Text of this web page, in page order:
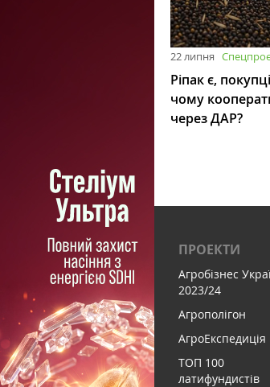
22 липня
Ріпак є,
чому
через ДАР?
ПРОЕКТИ
Агробізнес
2023/24
Агрополігон
АгроЕкспедиція
ТОП 100
латифундистів